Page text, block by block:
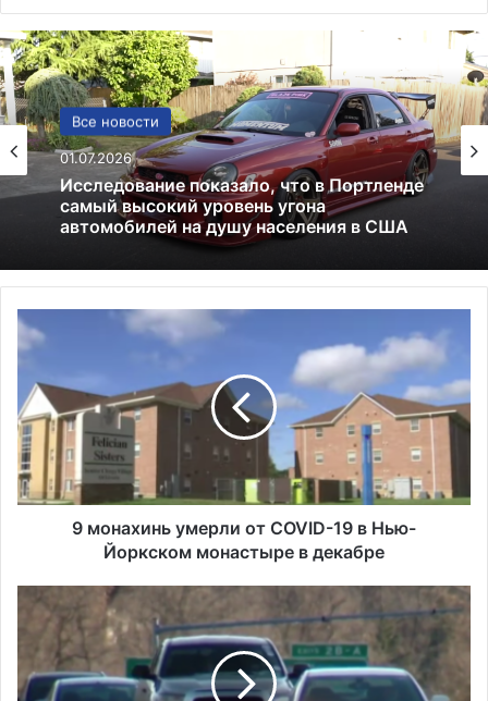
Все новости
01.07.2026
Исследование показало, что в Портленде
самый высокий уровень угона
автомобилей на душу населения в США
США
13.06.2025
Америка имеет огромный избыток сыра
9
а
х
и
н
ь
т
9 монахинь умерли от COVID-19 в Нью-
Йоркском монастыре в декабре
З
н